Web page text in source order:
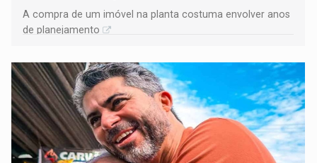
A compra de um imóvel na planta costuma envolver anos
de planejamento